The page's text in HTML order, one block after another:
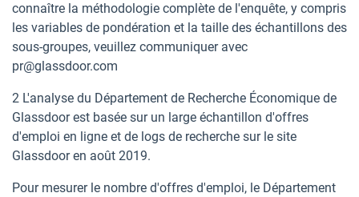
connaître la méthodologie complète de l'enquête, y compris
les variables de pondération et la taille des échantillons des
sous-groupes, veuillez communiquer avec
pr@glassdoor.com
2 L'analyse du Département de Recherche Économique de
Glassdoor est basée sur un large échantillon d'offres
d'emploi en ligne et de logs de recherche sur le site
Glassdoor en août 2019.
Pour mesurer le nombre d'offres d'emploi, le Département